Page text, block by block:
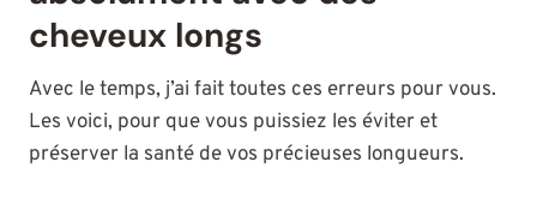
cheveux longs
Avec le temps, j’ai fait toutes ces erreurs pour vous.
Les voici, pour que vous puissiez les éviter et
préserver la santé de vos précieuses longueurs.